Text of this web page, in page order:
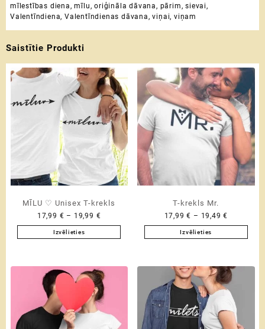
mīlestības diena ,mīlu ,oriģināla dāvana , pārim ,sievai ,
Valentīndiena,Valentīndienas dāvana ,viņai,viņam
Saistītie Produkti
MĪLU ♡ Unisex T-krekls
17,99 € – 19,99 €
range:
17,99 €
19,99 €
Izvēlieties
has
multiple
variants.
The
options
T-krekls Mr.
17,99€ – 19,49€
range:
17,99 €
19,49 €
Izvēlieties
has
multiple
variants.
The
options